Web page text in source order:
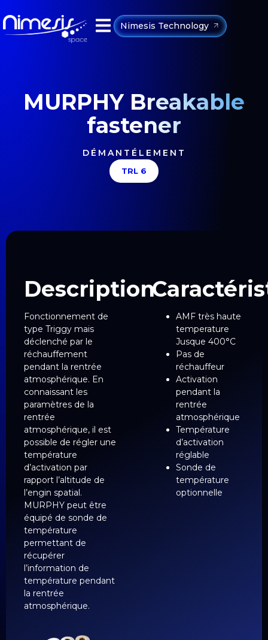
Nimesis Technology
MURPHY Breakable
fastener
DÉMANTÉLEMENT
TRL 6
Description
Fonctionnement de
type Triggy mais
déclenché par le
réchauffement
pendant la rentrée
atmosphérique. En
connaissant les
paramètres de la
rentrée
atmosphérique, il est
possible de régler une
température
d’activation par
rapport l’altitude de
l’engin spatial.
MURPHY peut être
équipé de sonde de
température
permettant de
récupérer
l’information de
température pendant
la rentrée
atmosphérique.
AMF très haute
temperature
Jusque 400°C
Pas de
réchauffeur
Activation
pendant la
rentrée
atmosphérique
Température
d’activation
réglable
Sonde de
température
optionnelle